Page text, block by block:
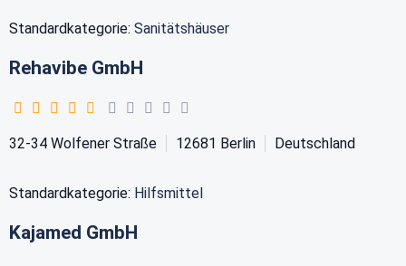
Standardkategorie: Sanitätshäuser
Rehavibe GmbH
32-34 Wolfener Straße 12681 Berlin Deutschland
Standardkategorie: Hilfsmittel
Kajamed GmbH